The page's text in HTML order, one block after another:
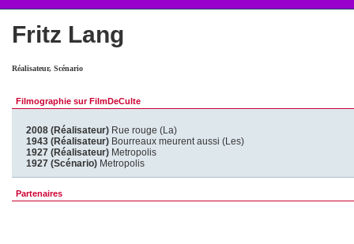
Fritz Lang
Réalisateur, Scénario
Filmographie sur FilmDeCulte
2008 (Réalisateur) Rue rouge (La)
1943 (Réalisateur) Bourreaux meurent aussi (Les)
1927 (Réalisateur) Metropolis
1927 (Scénario) Metropolis
Partenaires